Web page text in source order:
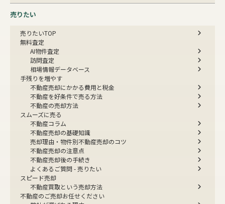
売りたい
売りたいTOP
無料査定
AI物件査定
訪問査定
相場情報データベース
手残りを増やす
不動産売却にかかる費用と税金
不動産を好条件で売る方法
不動産の売却方法
スムーズに売る
不動産コラム
不動産売却の基礎知識
売却理由・物件別不動産売却のコツ
不動産売却の注意点
不動産売却後の手続き
よくあるご質問 - 売りたい
スピード売却
不動産買取という売却方法
不動産のご売却お任せください